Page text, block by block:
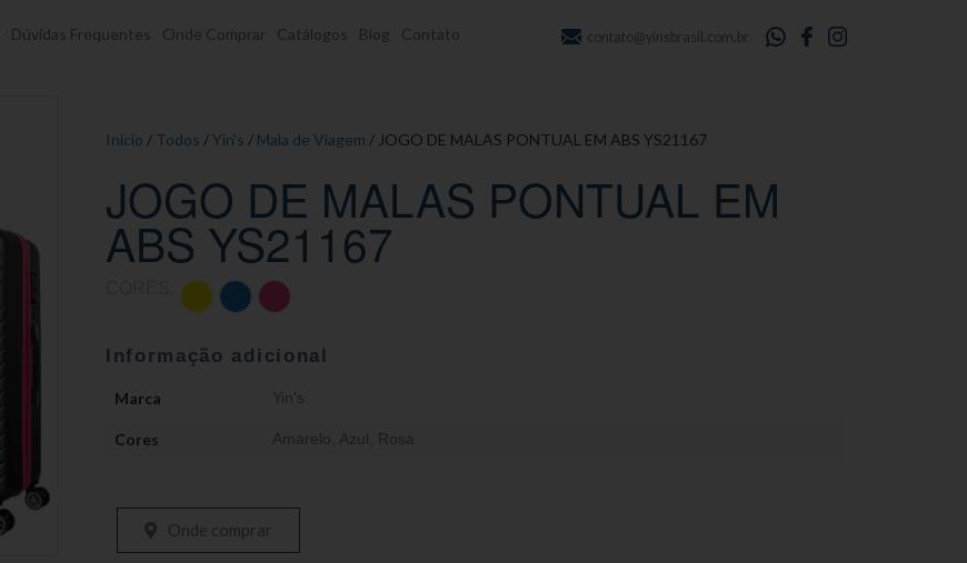
Dúvidas Frequentes Onde Comprar Catálogos Blog Contato contato@yinsbrasil.com.br
Início / Todos /Yin's / Mala de Viagem / JOGO DE MALAS PONTUAL EM ABS YS21167
JOGO DE MALAS PONTUAL EM
ABS YS21167
Informação adicional
Marca Yin's
Cores Amarelo Azul Rosa
Onde comprar